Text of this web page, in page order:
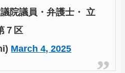
院議員・弁護士・ 立
７区
March 4, 2025